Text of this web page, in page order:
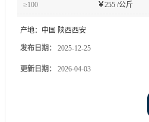
≥100 ￥255 /公斤
产地： 中国 陕西西安
发布日期： 2025-12-25
更新日期： 2026-04-03